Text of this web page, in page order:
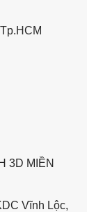
3D MIỀN
Vĩnh Lộc,